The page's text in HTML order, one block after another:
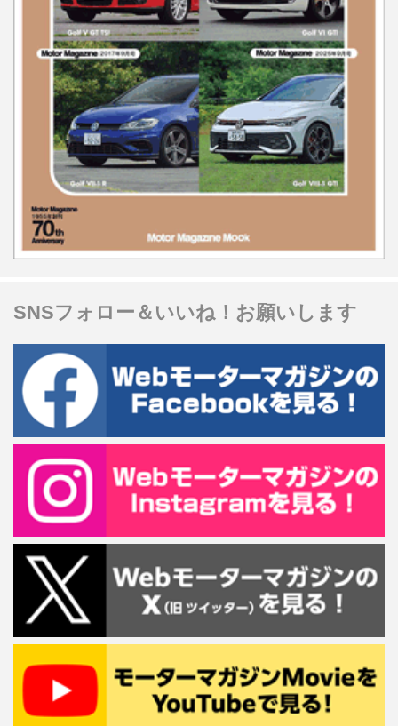
SNSフォロー＆いいね！お願いします